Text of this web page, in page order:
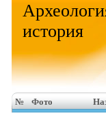
история
№ Фото